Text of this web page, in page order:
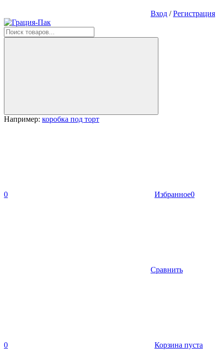
Вход /Регистрация
Например: коробка под торт
0 Избранное0
Сравнить
0 Корзина пуста